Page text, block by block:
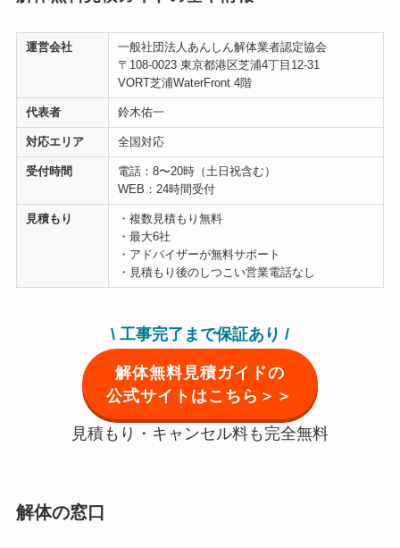
運営会社
一般社団法人あんしん解体業者認定協会
〒108-0023 東京都港区芝浦4丁目12-31
VORT芝浦WaterFront 4階
代表者 鈴木佑一
対応エリア 全国対応
受付時間
電話：8〜20時（土日祝含む）
WEB：24時間受付
見積もり
・複数見積もり無料
・最大6社
・アドバイザーが無料サポート
・見積もり後のしつこい営業電話なし
\ 工事完了まで保証あり /
解体無料見積ガイドの
公式サイトはこちら＞＞
見積もり・キャンセル料も完全無料
解体の窓口